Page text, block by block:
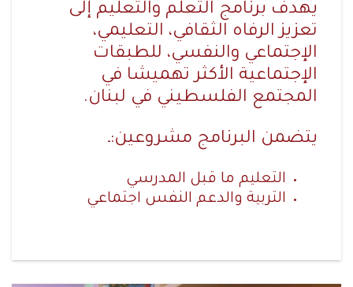
يهدف برنامج التعلم والتعليم إلى
تعزيز الرفاه الثقافي، التعليمي،
الإجتماعي والنفسي، للطبقات
الإجتماعية الأكثر تهميشا في
المجتمع الفلسطيني في لبنان.
يتضمن البرنامج مشروعين:ـ
التعليم ما قبل المدرسي
التربية والدعم النفس اجتماعي